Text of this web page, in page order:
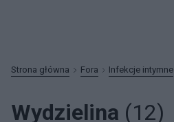
Strona główna Fora Infekcje intymne
Wydzielina (12)